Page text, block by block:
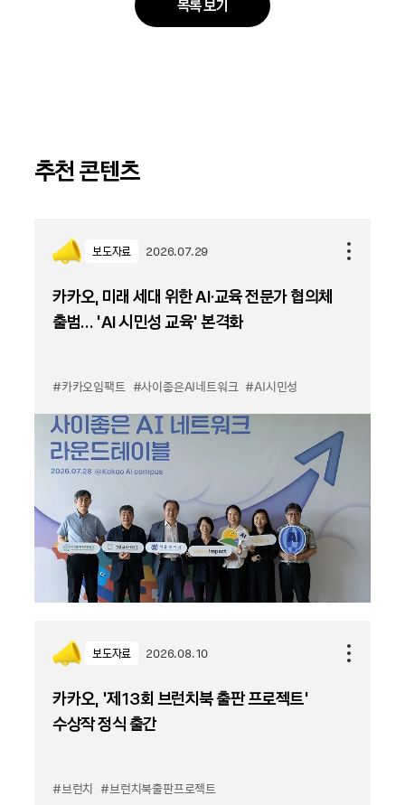
목록 보기
추천 콘텐츠
보도자료 2026.07.29
카카오, 미래 세대 위한 AI·교육 전문가 협의체
출범… ‘AI 시민성 교육’ 본격화
#카카오임팩트 #사이좋은AI네트워크 #AI시민성
보도자료 2026.08.10
카카오, '제13회 브런치북 출판 프로젝트'
수상작 정식 출간
#브런치 #브런치북출판프로젝트